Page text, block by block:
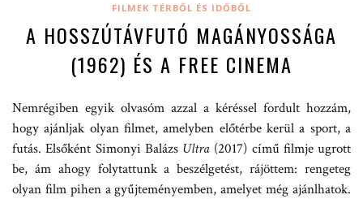
FILMEK TÉRBŐL ÉS IDŐBŐL
A HOSSZÚTÁVFUTÓ MAGÁNYOSSÁGA
(1962) ÉS A FREE CINEMA
Nemrégiben egyik olvasóm azzal a kéréssel fordult hozzám,
hogy ajánljak olyan filmet, amelyben előtérbe kerül a sport, a
futás. Elsőként Simonyi Balázs Ultra (2017) című filmje ugrott
be, ám ahogy folytattunk a beszélgetést, rájöttem: rengeteg
olyan film pihen a gyűjteményemben, amelyet még ajánlhatok.